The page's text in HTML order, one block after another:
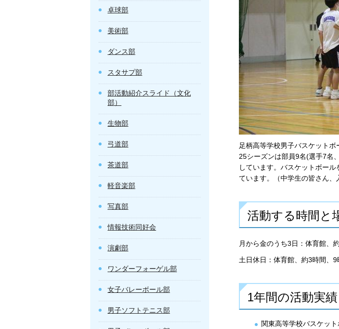
卓球部
美術部
ダンス部
スタサプ部
部活動紹介スライド（文化
部）
生物部
弓道部
茶道部
軽音楽部
写真部
情報技術同好会
演劇部
ワンダーフォーゲル部
女子バレーボール部
男子ソフトテニス部
足柄高等学校男子バスケット
25シーズンは部員9名(選手7名
しています。バスケットボー
ています。（中学生の皆さん、
活動する時間と
月から金のうち3日：体育館、
土日休日：体育館、約3時間、
1年間の活動実績
関東高等学校バスケッ